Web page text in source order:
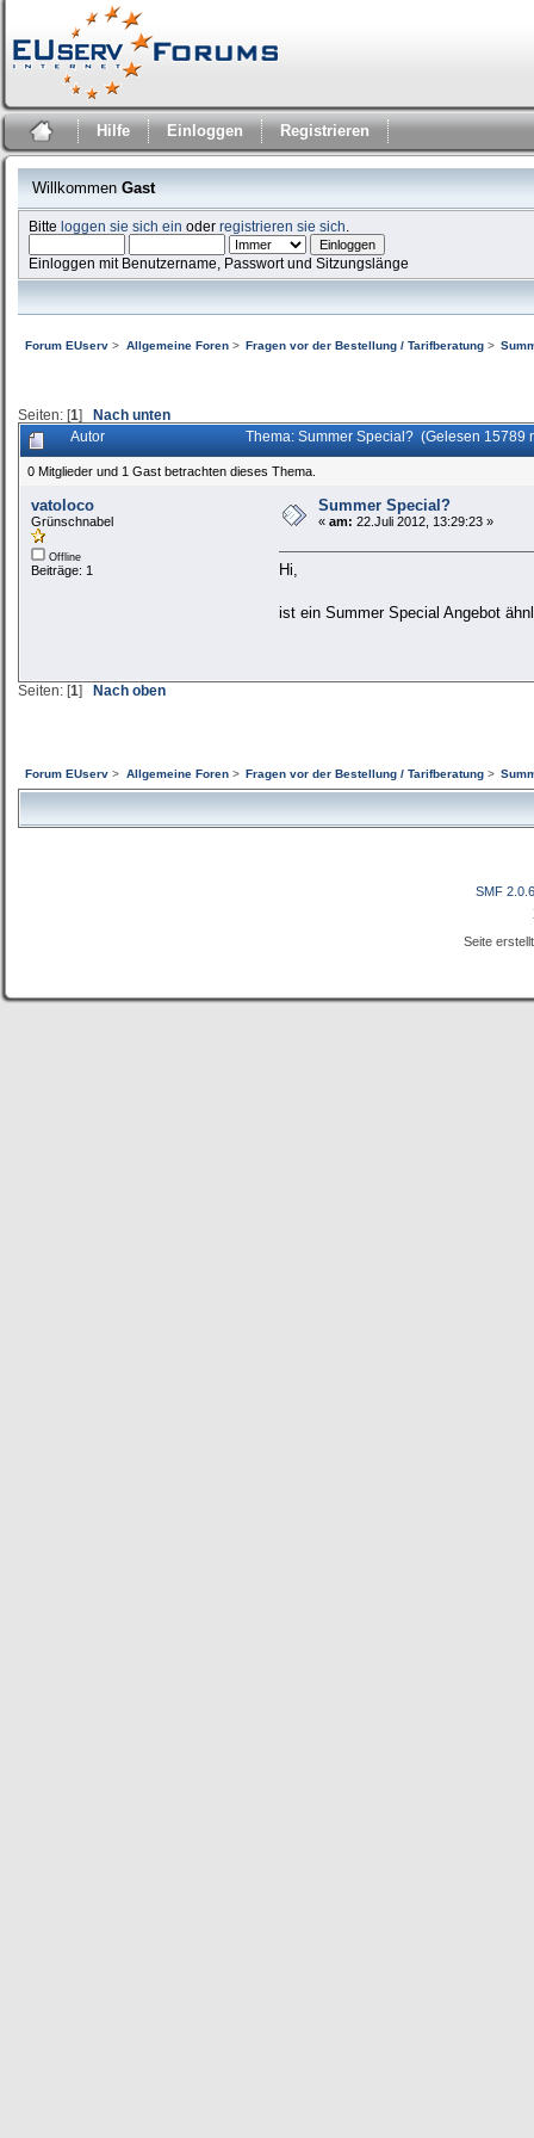
Hilfe Einloggen Registrieren
Willkommen Gast
Bitteloggen sie sich ein oderregistrieren sie sich
Einloggen mit Benutzername, Passwort und Sitzungslänge
Forum EUserv > Allgemeine Foren> Fragen vor der Bestellung / Tarifberatung>
Seiten: [1] Nach unten
Autor Thema: Summer Special? (Gelesen 15789
0 Mitglieder und 1 Gast betrachten dieses Thema.
vatoloco
Grünschnabel
Offline
Beiträge: 1
Summer Special?
« am: 22.Juli 2012, 13:29:23 »
Hi,
ist ein Summer Special Angebot
Seiten: [1] Nach oben
Forum EUserv > Allgemeine Foren> Fragen vor der Bestellung / Tarifberatung>
SMF 2.0.6
Seite